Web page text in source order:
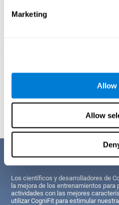
Marketing
Allow
Allow
Proyección gráfica orientativa de
Sus ventajas
Los científicos y desarrolladores de
la mejora de los entrenamientos
actividades con las mejores
utilizar CogniFit para estimular